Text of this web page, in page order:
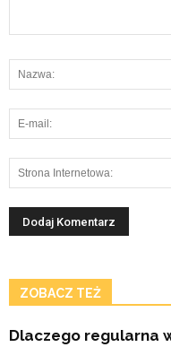
ZOBACZ TEŻ
Dlaczego regularna